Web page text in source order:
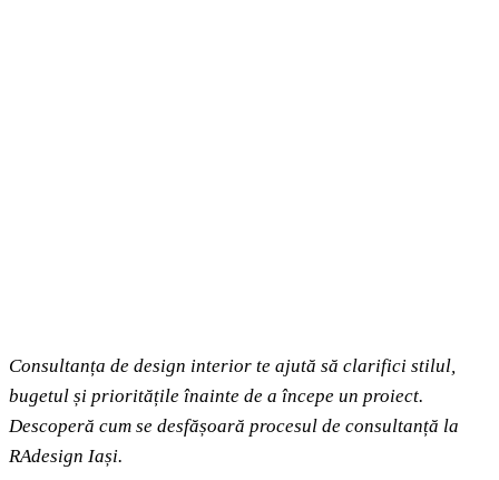
Consultanța de design interior te ajută să clarifici stilul,
bugetul și prioritățile înainte de a începe un proiect.
Descoperă cum se desfășoară procesul de consultanță la
RAdesign Iași.